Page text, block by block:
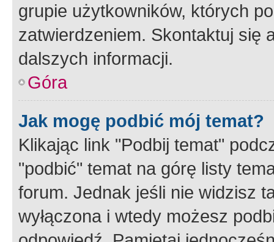
grupie użytkowników, których
zatwierdzeniem. Skontaktuj się
dalszych informacji.
Góra
Jak mogę podbić mój temat?
Klikając link "Podbij temat"
"podbić" temat na górę listy
forum. Jednak jeśli nie widzisz
wyłączona i wtedy możesz